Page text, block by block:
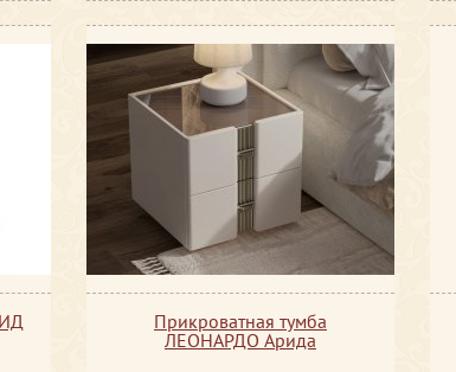
Прикроватная тумба
ЛЕОНАРДО Арида